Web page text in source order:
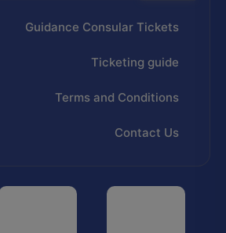
Guidance Consular Tickets
Ticketing guide
Terms and Conditions
Contact Us